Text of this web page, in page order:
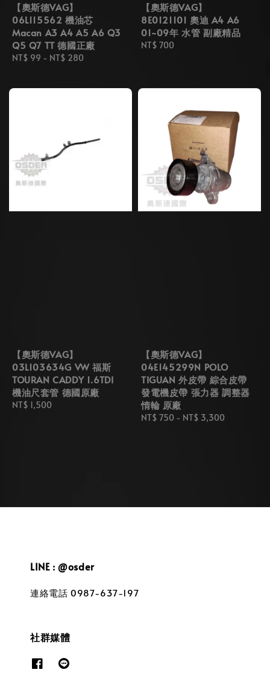
【奧斯德VAG】
06L115562 機油芯
Macan A3 A4 A5 A6 Q3
Q5 Q7 TT 德國正廠
Regular
NT$ 99 - NT$ 280
【奧斯德VAG】
8E0121101 奧迪 A4 A6
01~09年 水管 副廠精品
Regular
NT$ 700
【奧斯德VAG】
03L103634G VW 福斯
TOURAN CADDY 1.6TDI
機油尺套管 德國原廠
Regular
NT$ 1,500
【奧斯德VAG】
04E145299N POLO
TIGUAN 外皮帶 綜合皮帶
發電機皮帶 張力器 調整器
惰輪 原廠
Regular
NT$ 750 - NT$ 3,300
LINE : @osder
連絡電話 0987-637-197
社群媒體